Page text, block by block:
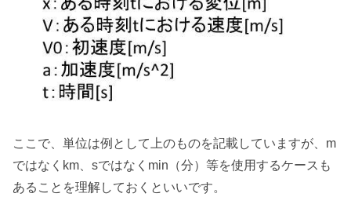
ここで、単位は例として上のものを記載していますが、m
ではなくkm、sではなくmin（分）等を使用するケースも
あることを理解しておくといいです。